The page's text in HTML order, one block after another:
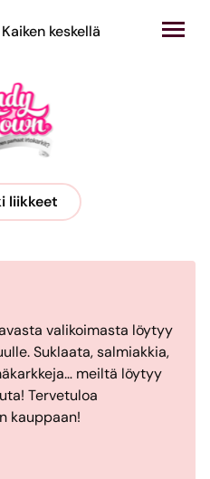
Kauppakeskus Sampokeskus
Kaiken keskellä
liikkeet
valikoimasta löytyy
Suklaata, salmiakkia,
meiltä löytyy
Tervetuloa
kauppaan!